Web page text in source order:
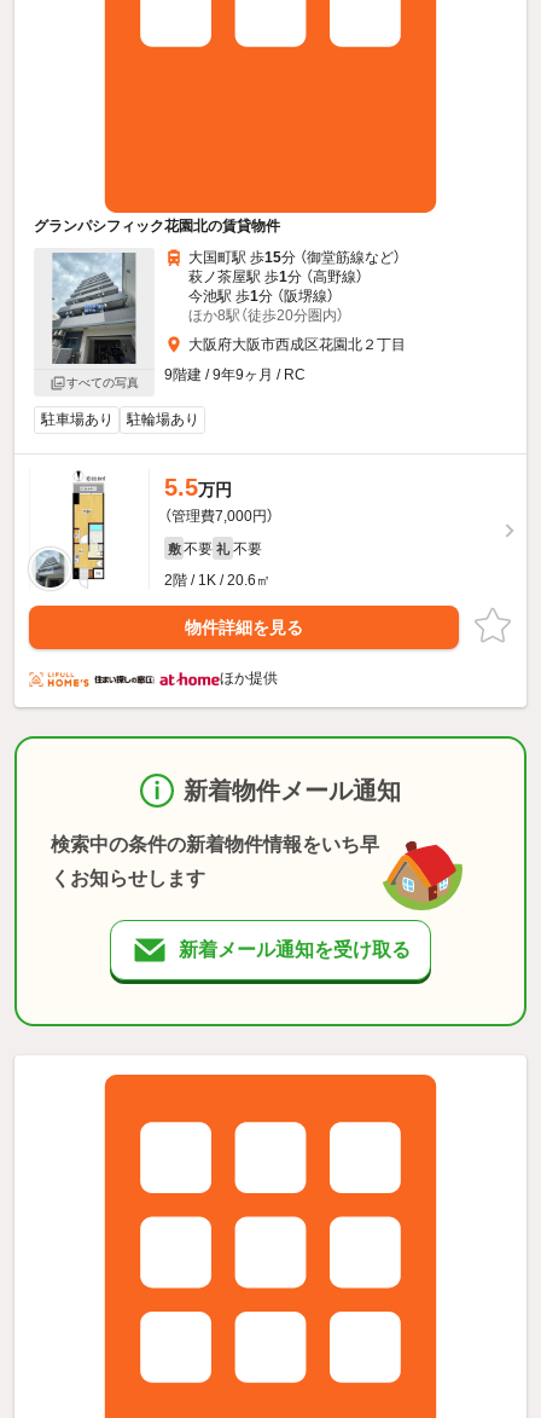
グランパシフィック花園北の賃貸物件
すべての写真
大国町駅 歩15分 （御堂筋線など）
萩ノ茶屋駅 歩1分 （高野線）
今池駅 歩1分 （阪堺線）
ほか8駅（徒歩20分圏内）
大阪府大阪市西成区花園北２丁目
9階建 / 9年9ヶ月 / RC
駐車場あり 駐輪場あり
5.5万円
（管理費7,000円）
敷 不要 礼 不要
2階 / 1K / 20.6㎡
物件詳細を見る
ほか提供
新着物件メール通知
検索中の条件の新着物件情報をいち早
くお知らせします
新着メール通知を受け取る